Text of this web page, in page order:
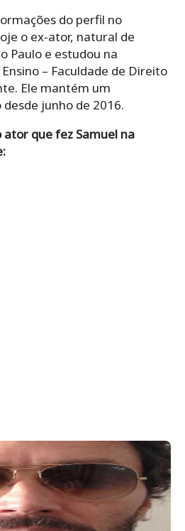
do perfil no
o ex-ator, natural de
Paulo e estudou na
– Faculdade de Direito
Ele mantém um
junho de 2016.
ator que fez Samuel na